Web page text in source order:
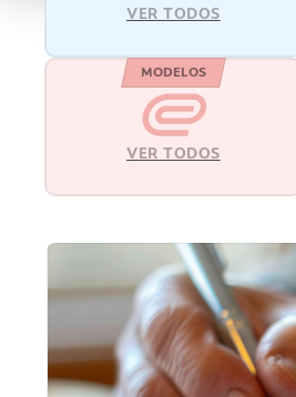
VER TODOS
MODELOS
VER TODOS